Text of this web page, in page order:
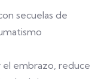
secuelas de
el embrazo, reduce